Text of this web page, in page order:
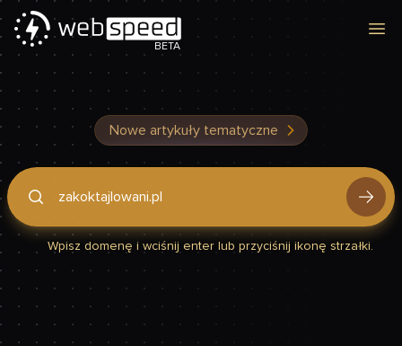
BETA
Nowe artykuły tematyczne
Podaj domenę, by sprawdzić, czy Twoja strona jest szybka
Wpisz domenę i wciśnij enter lub przyciśnij ikonę strzałki.